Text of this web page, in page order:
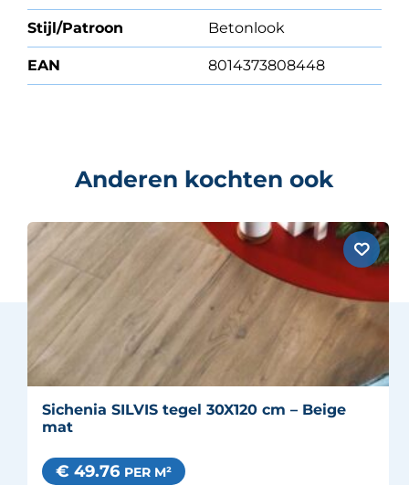
Stijl/Patroon Betonlook
EAN 8014373808448
Anderen kochten ook
Sichenia SILVIS tegel 30X120 cm – Beige
mat
€ 49.76 PER M²